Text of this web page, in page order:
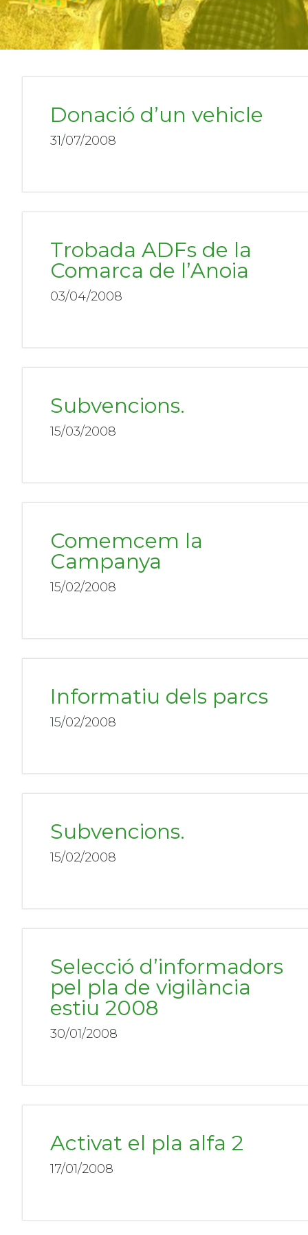
Donació d’un vehicle
31/07/2008
Trobada ADFs de la
Comarca de l’Anoia
03/04/2008
Subvencions.
15/03/2008
Comemcem la
Campanya
15/02/2008
Informatiu dels parcs
15/02/2008
Subvencions.
15/02/2008
Selecció d’informadors
pel pla de vigilància
estiu 2008
30/01/2008
Activat el pla alfa 2
17/01/2008